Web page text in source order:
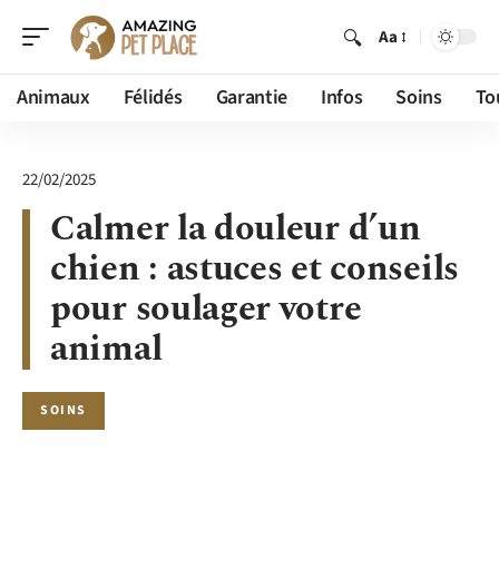
Aa
Animaux Félidés Garantie Infos Soins
22/02/2025
Calmer la douleur d’un
chien : astuces et conseils
pour soulager votre
animal
SOINS